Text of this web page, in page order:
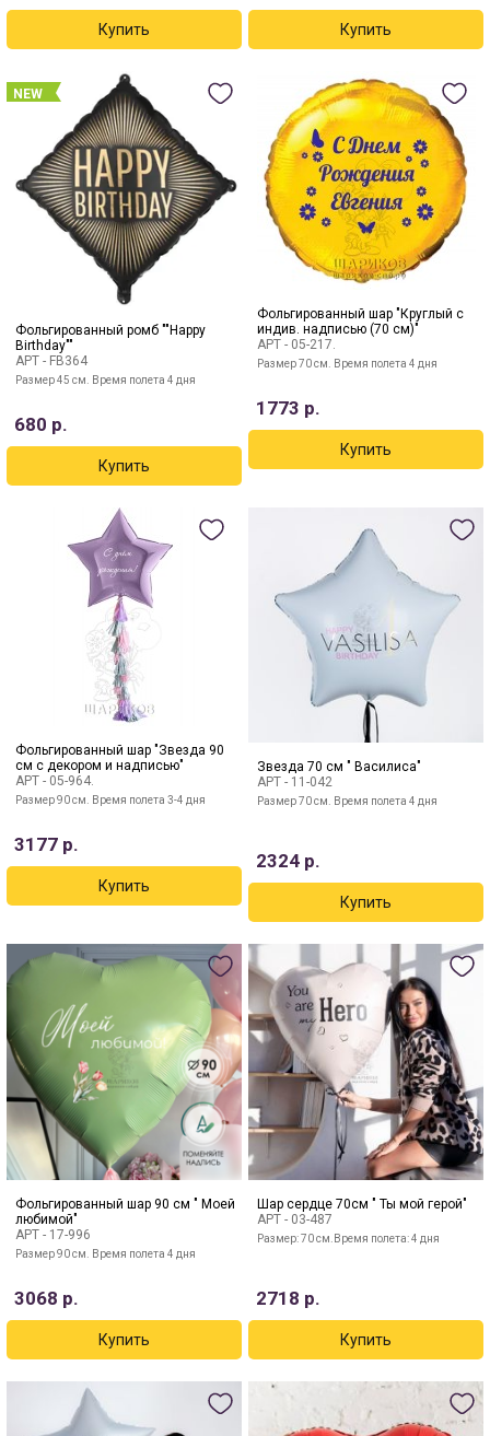
NEW
Фольгированный ромб ""Happy
Birthday""
АРТ - FB364
Размер 45 см. Время полета 4 дня
680 р.
Фольгированный шар "Круглый с
индив. надписью (70 см)"
АРТ - 05-217.
Размер 70 см. Время полета 4 дня
1773 р.
Фольгированный шар "Звезда 90
см с декором и надписью"
АРТ - 05-964.
Размер 90 см. Время полета 3-4 дня
3177р.
Звезда 70 см " Василиса"
АРТ - 11-042
Размер 70 см. Время полета 4 дня
2324 р.
Фольгированный шар 90 см " Моей
любимой"
АРТ - 17-996
Размер 90 см. Время полета 4 дня
3068 р.
Шар сердце 70см " Ты мой герой"
АРТ - 03-487
Размер: 70 см.Время полета: 4 дня
2718 р.